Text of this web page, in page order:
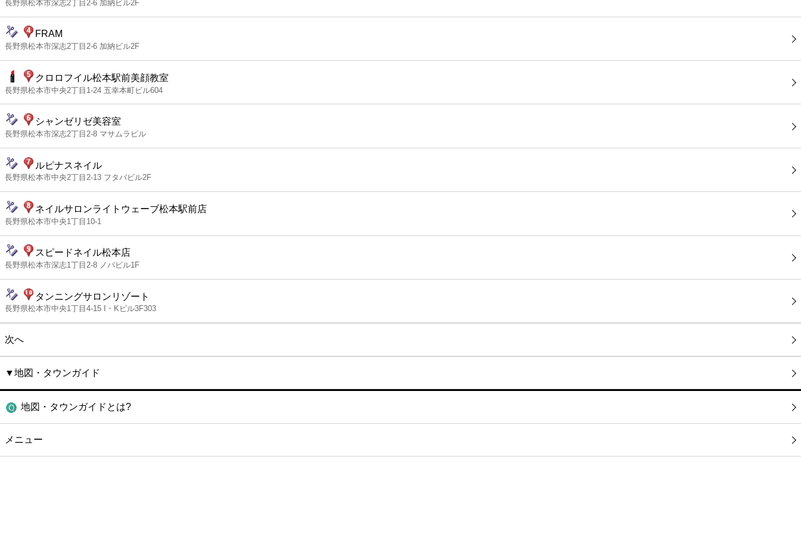
長野県松本市深志2丁目2-6 加納ビル2F
FRAM
長野県松本市深志2丁目2-6 加納ビル2F
クロロフイル松本駅前美顔教室
長野県松本市中央2丁目1-24 五幸本町ビル604
シャンゼリゼ美容室
長野県松本市深志2丁目2-8 マサムラビル
ルピナスネイル
長野県松本市中央2丁目2-13 フタバビル2F
ネイルサロンライトウェーブ松本駅前店
長野県松本市中央1丁目10-1
スピードネイル松本店
長野県松本市深志1丁目2-8 ノバビル1F
タンニングサロンリゾート
長野県松本市中央1丁目4-15 I・Kビル3F303
次へ
▼地図・タウンガイド
地図・タウンガイドとは?
メニュー